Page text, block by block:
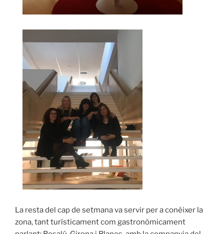
La resta del cap de setmana va servir per a conèixer la
zona, tant turísticament com gastronòmicament